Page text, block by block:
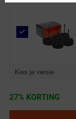
Kies je versie
27% KORTING